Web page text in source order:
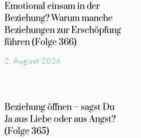
Emotional einsam in der
Beziehung? Warum manche
Beziehungen zur Erschöpfung
führen (Folge 366)
2. August 2026
Beziehung öffnen – sagst Du
Ja aus Liebe oder aus Angst?
(Folge 365)